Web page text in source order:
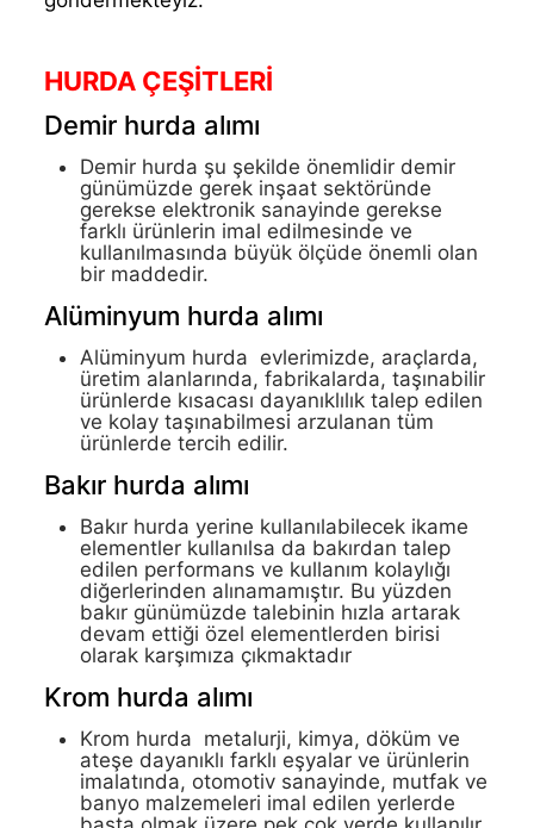
HURDA ÇEŞİTLERİ
Demir hurda alımı
Demir hurda şu şekilde önemlidir demir
günümüzde gerek inşaat sektöründe
gerekse elektronik sanayinde gerekse
farklı ürünlerin imal edilmesinde ve
kullanılmasında büyük ölçüde önemli olan
bir maddedir.
Alüminyum hurda alımı
Alüminyum hurda evlerimizde, araçlarda,
üretim alanlarında, fabrikalarda, taşınabilir
ürünlerde kısacası dayanıklılık talep edilen
ve kolay taşınabilmesi arzulanan tüm
ürünlerde tercih edilir.
Bakır hurda alımı
Bakır hurda yerine kullanılabilecek ikame
elementler kullanılsa da bakırdan talep
edilen performans ve kullanım kolaylığı
diğerlerinden alınamamıştır. Bu yüzden
bakır günümüzde talebinin hızla artarak
devam ettiği özel elementlerden birisi
olarak karşımıza çıkmaktadır
Krom hurda alımı
Krom hurda metalurji, kimya, döküm ve
ateşe dayanıklı farklı eşyalar ve ürünlerin
imalatında, otomotiv sanayinde, mutfak ve
banyo malzemeleri imal edilen yerlerde